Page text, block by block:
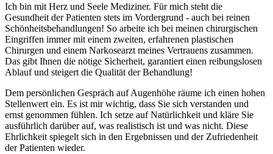
Ich bin mit Herz und Seele Mediziner. Für mich steht die
Gesundheit der Patienten stets im Vordergrund - auch bei reinen
Schönheitsbehandlungen! So arbeite ich bei meinen chirurgischen
Eingriffen immer mit einem zweiten, erfahrenen plastischen
Chirurgen und einem Narkosearzt meines Vertrauens zusammen.
Das gibt Ihnen die nötige Sicherheit, garantiert einen reibungslosen
Ablauf und steigert die Qualität der Behandlung!
Dem persönlichen Gespräch auf Augenhöhe räume ich einen hohen
Stellenwert ein. Es ist mir wichtig, dass Sie sich verstanden und
ernst genommen fühlen. Ich setze auf Natürlichkeit und kläre Sie
ausführlich darüber auf, was realistisch ist und was nicht. Diese
Ehrlichkeit spiegelt sich in den Ergebnissen und der Zufriedenheit
der Patienten wieder.